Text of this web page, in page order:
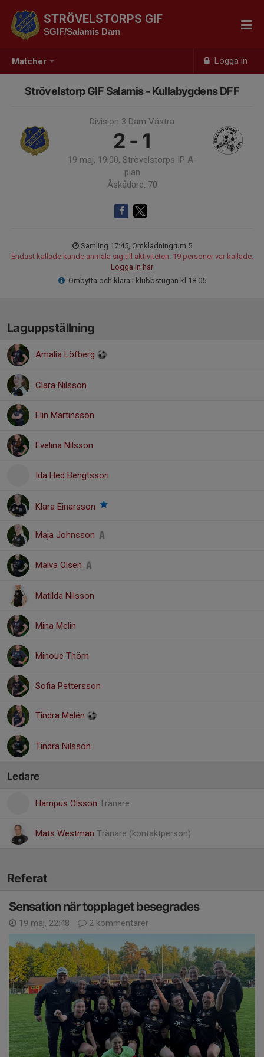
Matcher Logga in
STRÖVELSTORPS GIF
SGIF/Salamis Dam
Strövelstorp GIF Salamis - Kullabygdens DFF
Division 3 Dam Västra
2 - 1
19 maj, 19:00, Strövelstorps IP A-
plan
Åskådare: 70
Samling 17:45, Omklädningrum 5
Endast kallade kunde anmäla sig till aktiviteten. 19 personer var kallade.
Logga in här
Ombytta och klara i klubbstugan kl 18.05
Laguppställning
Amalia Löfberg
Clara Nilsson
Elin Martinsson
Evelina Nilsson
Ida Hed Bengtsson
Klara Einarsson
Maja Johnsson
Malva Olsen
Matilda Nilsson
Mina Melin
Minoue Thörn
Sofia Pettersson
Tindra Melén
Tindra Nilsson
Ledare
Hampus Olsson Tränare
Mats Westman Tränare (kontaktperson)
Referat
Sensation när topplaget besegrades
19 maj, 22:48 2 kommentarer